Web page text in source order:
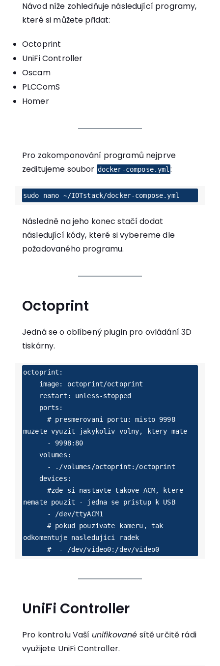
Návod níže zohledňuje následující programy,
které si můžete přidat:
Octoprint
UniFi Controller
Oscam
PLCComS
Homer
Pro zakomponování programů nejprve
zeditujeme soubor docker-compose.yml :
sudo nano ~/IOTstack/docker-compose.yml
Následně na jeho konec stačí dodat
následující kódy, které si vybereme dle
požadovaného programu.
Octoprint
Jedná se o oblíbený plugin pro ovládání 3D
tiskárny.
octoprint:
muzete vyuzit jakykoliv volny, ktery mate
nemate pouzit - jedna se pristup k USB
odkomentuje nasledujici radek
      #  - /dev/video0:/dev/video0
UniFi Controller
Pro kontrolu Vaší unifikované sítě určitě rádi
využijete UniFi Controller.